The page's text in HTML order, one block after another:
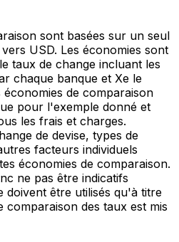
sont basées sur un seul
USD. Les économies sont
taux de change incluant les
chaque banque et Xe le
de comparaison
pour l'exemple donné et
les frais et charges.
de devise, types de
facteurs individuels
économies de comparaison.
ne pas être indicatifs
doivent être utilisés qu'à titre
comparaison des taux est mis